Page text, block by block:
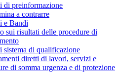
di preinformazione
a contrarre
e Bandi
sui risultati delle procedure di
sistema di qualificazione
diretti di lavori, servizi e
di somma urgenza e di protezione